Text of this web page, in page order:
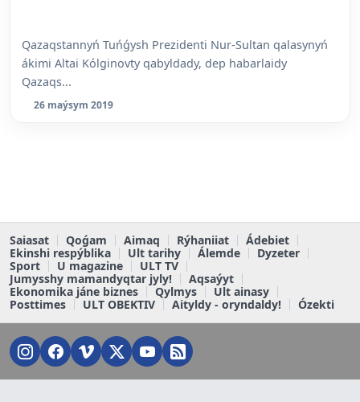
Qazaqstannyń Tuńǵysh Prezidenti Nur-Sultan qalasynyń
ákimi Altai Kólginovty qabyldady, dep habarlaidy
Qazaqs...
26 maýsym 2019
Saiasat Qoǵam Aimaq Rýhaniiat
Ádebiet
Ekinshi respýblika
Ult tarihy Álemde
Dyzeter
Sport
U magazine
ULT TV
Jumysshy mamandyqtar jyly!
Aqsaýyt
Ekonomika jáne biznes
Qylmys
Ult ainasy
Posttimes
ULT OBEKTIV Aityldy - oryndaldy! Ózekti